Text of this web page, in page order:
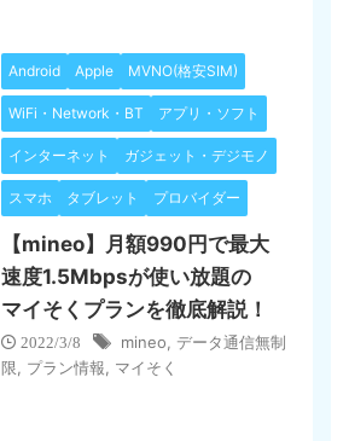
Android Apple MVNO(格安SIM)
WiFi・Network・BT アプリ・ソフト
インターネット ガジェット・デジモノ
スマホ タブレット プロバイダー
【mineo】月額990円で最大
速度1.5Mbpsが使い放題の
マイそくプランを徹底解説！
2022/3/8 mineo, データ通信無制
限, プラン情報, マイそく